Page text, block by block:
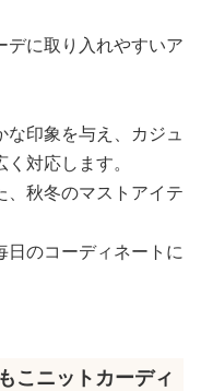
に取り入れやすいア
印象を与え、カジュ
対応します。
秋冬のマストアイテ
日のコーディネートに
こニットカーディ